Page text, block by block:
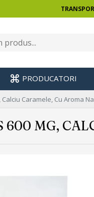
PRODUCATORI
Caramele, Cu Aroma
600 MG,